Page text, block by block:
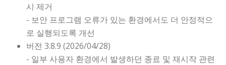
시 제거
- 보안 프로그램 오류가 있는 환경에서도 더 안정적으
로 실행되도록 개선
버전 3.8.9 (2026/04/28)
- 일부 사용자 환경에서 발생하던 종료 및 재시작 관련